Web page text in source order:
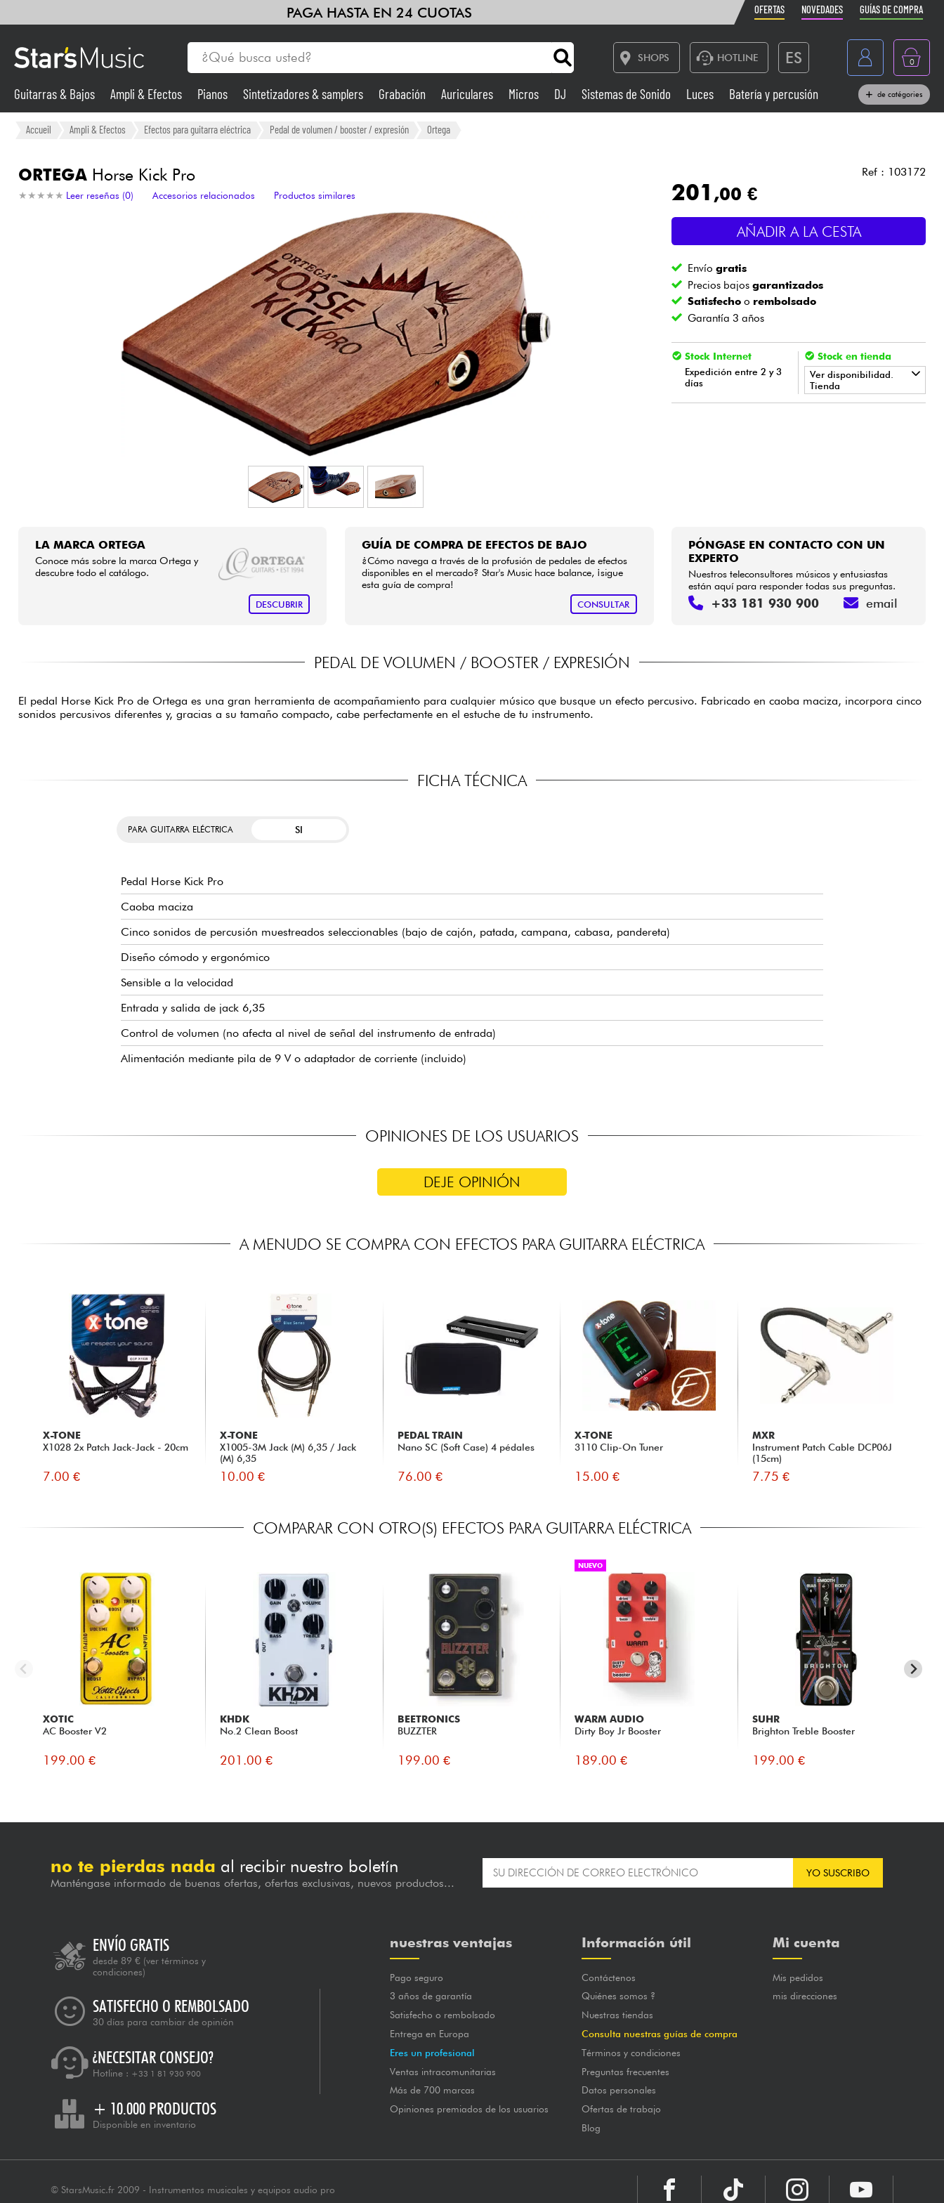
PAGA HASTA EN 24 CUOTAS OFERTAS NOVEDADES GUÍAS DE COMPRA
SHOPS HOTLINE ES
France
Belgique
Nederland
0
Guitarras & Bajos Ampli & Efectos
Sintetizadores & samplers
Sistemas de Sonido
Batería y percusión Vientos
Niños Cables & Acces.
Bundle
Ver nuestras marcas
Guitarras & Bajos Ampli & Efectos Pianos Sintetizadores & samplers Grabación Auriculares Micros DJ Sistemas de Sonido Luces Batería y percusión de catégories
Accueil Ampli & Efectos Efectos para guitarra eléctrica Pedal de volumen / booster / expresión Ortega
ORTEGAHorse Kick Pro
★ ★ ★ ★ ★
★ ★ ★ ★ ★ Leer reseñas (0) Accesorios relacionados Productos similares
Ref : 103172
201 ,00 €
AÑADIR A LA CESTA
Envíogratis
Precios bajosgarantizados
Satisfecho o rembolsado
Garantía 3 años
Stock Internet
Expedición entre 2 y 3
días
Stock en tienda
Ver disponibilidad.
Tienda
LA MARCA ORTEGA
Conoce más sobre la marca Ortega y
descubre todo el catálogo.
DESCUBRIR
GUÍA DE COMPRA DE EFECTOS DE BAJO
¿Cómo navega a través de la profusión de pedales de efectos
disponibles en el mercado? Star's Music hace balance, ¡sigue
esta guía de compra!
CONSULTAR
PÓNGASE EN CONTACTO CON UN
EXPERTO
Nuestros teleconsultores músicos y entusiastas
están aquí para responder todas sus preguntas.
+33 181 930 900 email
PEDAL DE VOLUMEN / BOOSTER / EXPRESIÓN
El pedal Horse Kick Pro de Ortega es una gran herramienta de acompañamiento para cualquier músico que busque un efecto percusivo. Fabricado en caoba maciza, incorpora cinco
sonidos percusivos diferentes y, gracias a su tamaño compacto, cabe perfectamente en el estuche de tu instrumento.
FICHA TÉCNICA
PARA GUITARRA ELÉCTRICA SI
Pedal Horse Kick Pro
Caoba maciza
Cinco sonidos de percusión muestreados seleccionables (bajo de cajón, patada, campana, cabasa, pandereta)
Diseño cómodo y ergonómico
Sensible a la velocidad
Entrada y salida de jack 6,35
Control de volumen (no afecta al nivel de señal del instrumento de entrada)
Alimentación mediante pila de 9 V o adaptador de corriente (incluido)
OPINIONES DE LOS USUARIOS
DEJE OPINIÓN
A MENUDO SE COMPRA CON EFECTOS PARA GUITARRA ELÉCTRICA
X-TONE
X1028 2x Patch Jack-Jack - 20cm
7.00 €
X-TONE
X1005-3M Jack (M) 6,35 / Jack
(M) 6,35
10.00 €
PEDAL TRAIN
Nano SC (Soft Case) 4 pédales
76.00 €
X-TONE
3110 Clip-On Tuner
15.00 €
MXR
Instrument Patch Cable DCP06J
(15cm)
7.75 €
COMPARAR CON OTRO(S) EFECTOS PARA GUITARRA ELÉCTRICA
XOTIC
AC Booster V2
199.00 €
KHDK
No.2 Clean Boost
201.00 €
BEETRONICS
BUZZTER
199.00 €
NUEVO
WARM AUDIO
Dirty Boy Jr Booster
189.00 €
SUHR
Brighton Treble Booster
199.00 €
no te pierdas nada al recibir nuestro boletín
Manténgase informado de buenas ofertas, ofertas exclusivas, nuevos productos...
YO SUSCRIBO
ENVÍO GRATIS
desde 89 € (ver términos y
condiciones)
SATISFECHO O REMBOLSADO
30 días para cambiar de opinión
¿NECESITAR CONSEJO?
Hotline : +33 1 81 930 900
+ 10.000 PRODUCTOS
Disponible en inventario
nuestras ventajas
Pago seguro
3 años de garantía
Satisfecho o rembolsado
Entrega en Europa
Eres un profesional
Ventas intracomunitarias
Más de 700 marcas
Opiniones premiados de los usuarios
Información útil
Contáctenos
Quiénes somos ?
Nuestras tiendas
Consulta nuestras guías de compra
Términos y condiciones
Preguntas frecuentes
Datos personales
Ofertas de trabajo
Blog
Mi cuenta
Mis pedidos
mis direcciones
© StarsMusic.fr 2009 - Instrumentos musicales y equipos audio pro